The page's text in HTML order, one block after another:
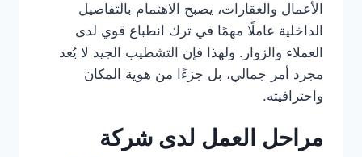
الأعمال والعقارات، يصبح الاهتمام بالتفاصيل
الداخلية عاملًا مهمًا في ترك انطباع قوي لدى
العملاء والزوار. ولهذا فإن التشطيب الجيد لا يُعد
مجرد أمر جمالي، بل جزءًا من هوية المكان
واحترافيته.
مراحل العمل لدى شركة